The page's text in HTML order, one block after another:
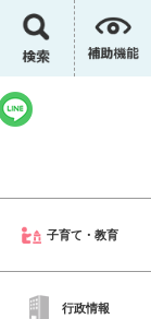
子育て・教育
行政情報